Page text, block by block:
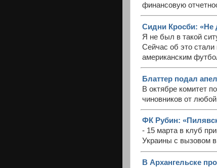
финансовую
Сидни Кросби: «Не
Я не был в такой
Сейчас об это
американским
Блаттер подал
В октябре комитет
чиновников от
ФК Рубин:
- 15 марта в клуб
Украины с вызовом
В Архангельске